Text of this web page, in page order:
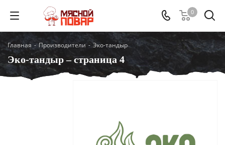
0
Главная - Производители - Эко-тандыр
Эко-тандыр – страница 4